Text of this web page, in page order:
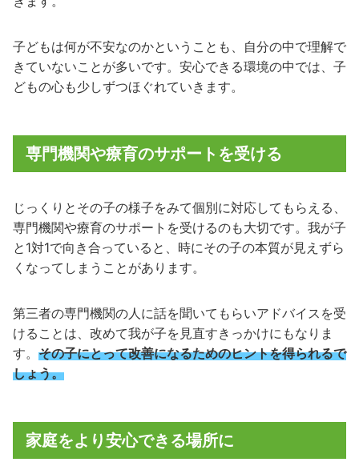
子どもは何が不安なのかということも、自分の中で理解で
きていないことが多いです。安心できる環境の中では、子
どもの心も少しずつほぐれていきます。
専門機関や療育のサポートを受ける
じっくりとその子の様子をみて個別に対応してもらえる、
専門機関や療育のサポートを受けるのも大切です。我が子
と1対1で向き合っていると、時にその子の本質が見えずら
くなってしまうことがあります。
第三者の専門機関の人に話を聞いてもらいアドバイスを受
けることは、改めて我が子を見直すきっかけにもなりま
す。 その子にとって改善になるためのヒントを得られるで
しょう。
家庭をより安心できる場所に